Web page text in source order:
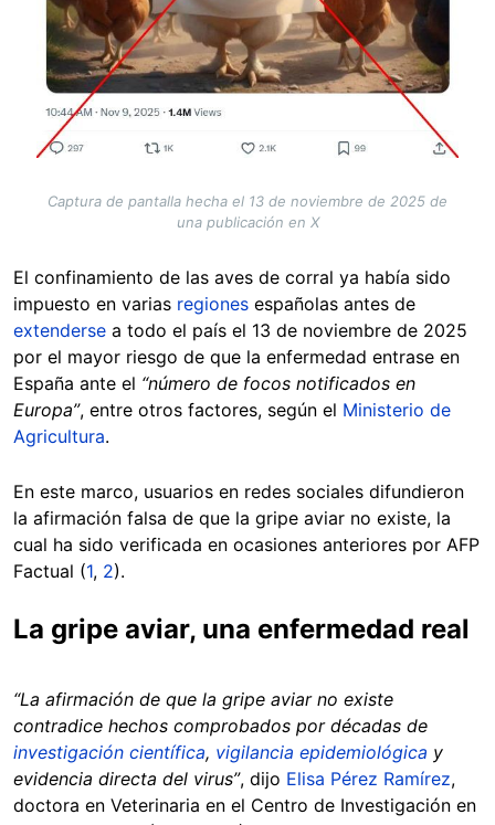
Captura de pantalla hecha el 13 de noviembre de 2025 de
una publicación en X
El confinamiento de las aves de corral ya había sido
impuesto en varias regiones españolas antes de
extenderse a todo el país el 13 de noviembre de 2025
por el mayor riesgo de que la enfermedad entrase en
España ante el “número de focos notificados en
Europa”, entre otros factores, según el Ministerio de
Agricultura.
En este marco, usuarios en redes sociales difundieron
la afirmación falsa de que la gripe aviar no existe, la
cual ha sido verificada en ocasiones anteriores por AFP
Factual (1, 2).
La gripe aviar, una enfermedad real
“La afirmación de que la gripe aviar no existe
contradice hechos comprobados por décadas de
investigación científica, vigilancia epidemiológica y
evidencia directa del virus”, dijo Elisa Pérez Ramírez,
doctora en Veterinaria en el Centro de Investigación en